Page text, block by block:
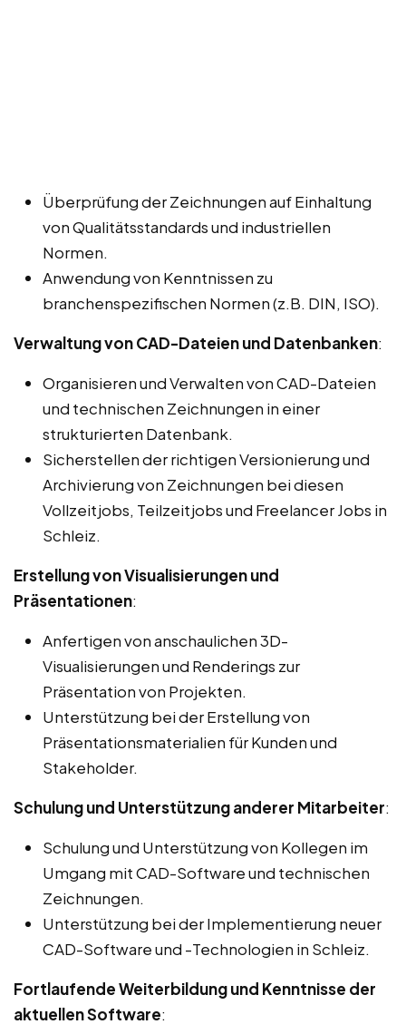
Überprüfung der Zeichnungen auf Einhaltung
von Qualitätsstandards und industriellen
Normen.
Anwendung von Kenntnissen zu
branchenspezifischen Normen (z.B. DIN, ISO).
Verwaltung von CAD-Dateien und Datenbanken:
Organisieren und Verwalten von CAD-Dateien
und technischen Zeichnungen in einer
strukturierten Datenbank.
Sicherstellen der richtigen Versionierung und
Archivierung von Zeichnungen bei diesen
Vollzeitjobs, Teilzeitjobs und Freelancer Jobs in
Schleiz.
Erstellung von Visualisierungen und
Präsentationen:
Anfertigen von anschaulichen 3D-
Visualisierungen und Renderings zur
Präsentation von Projekten.
Unterstützung bei der Erstellung von
Präsentationsmaterialien für Kunden und
Stakeholder.
Schulung und Unterstützung anderer Mitarbeiter:
Schulung und Unterstützung von Kollegen im
Umgang mit CAD-Software und technischen
Zeichnungen.
Unterstützung bei der Implementierung neuer
CAD-Software und -Technologien in Schleiz.
Fortlaufende Weiterbildung und Kenntnisse der
aktuellen Software: